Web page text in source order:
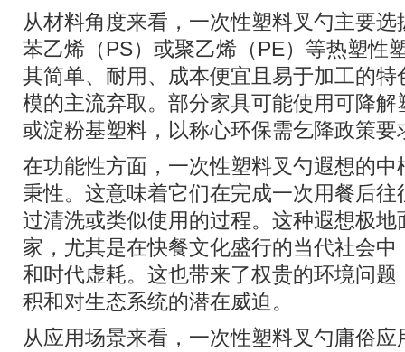
从材料角度来看，一次性塑料叉勺主要
苯乙烯（PS）或聚乙烯（PE）等热塑性
其简单、耐用、成本便宜且易于加工的
模的主流弃取。部分家具可能使用可降
或淀粉基塑料，以称心环保需乞降政策要
在功能性方面，一次性塑料叉勺遐想的
秉性。这意味着它们在完成一次用餐后
过清洗或类似使用的过程。这种遐想极
家，尤其是在快餐文化盛行的当代社会
和时代虚耗。这也带来了权贵的环境问
积和对生态系统的潜在威迫。
从应用场景来看，一次性塑料叉勺庸俗